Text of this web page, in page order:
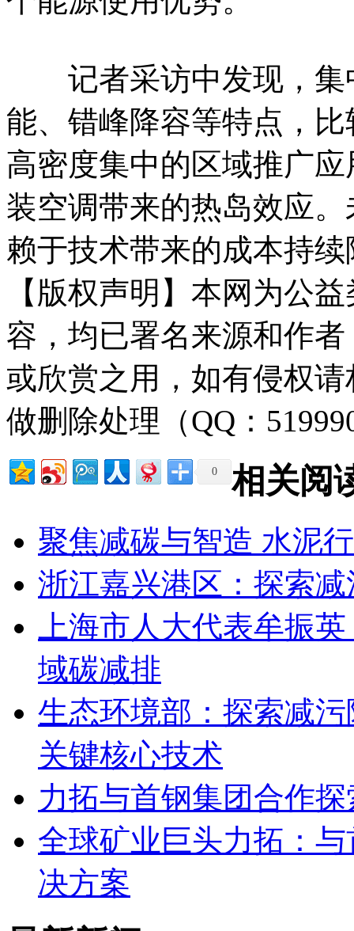
记者采访中发现，集
能、错峰降容等特点，
高密度集中的区域推广
装空调带来的热岛效应
赖于技术带来的成本持续
【版权声明】本网为公
容，均已署名来源和作
或欣赏之用，如有侵权
做删除处理（QQ：
0 相关阅
聚焦减碳与智造 水泥
浙江嘉兴港区：探索
上海市人大代表牟振
域碳减排
生态环境部：探索减
关键核心技术
力拓与首钢集团合作
全球矿业巨头力拓：
决方案